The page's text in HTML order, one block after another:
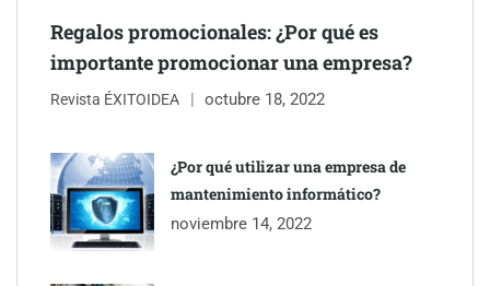
The Factory School explica por qué aprender herramientas de
IA ya no es suficiente para los profesionales de la arquitectura
Regalos promocionales: ¿Por qué es
importante promocionar una empresa?
Revista ÉXITOIDEA octubre 18, 2022
¿Por qué utilizar una empresa de
mantenimiento informático?
noviembre 14, 2022